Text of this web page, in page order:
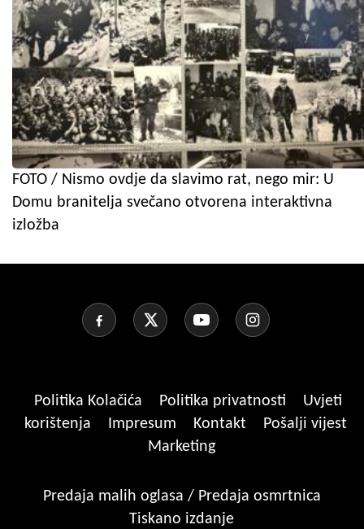
FOTO / Nismo ovdje da slavimo rat, nego mir: U
Domu branitelja svečano otvorena interaktivna
izložba
Politika Kolačića Politika privatnosti
Uvjeti
korištenja
Impresum Kontakt
Pošalji vijest
Marketing
Predaja malih oglasa / Predaja osmrtnica
Tiskano izdanje